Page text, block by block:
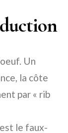
Un
la côte
par « rib
le faux-